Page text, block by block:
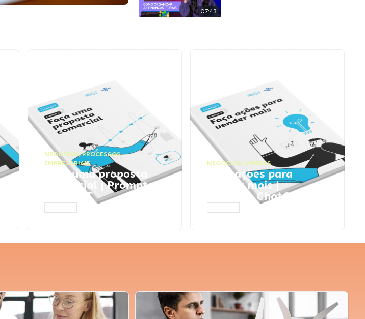
07:43
NEGÓCIOS,PROCESSOS
EMPRESARIAIS
Faça uma proposta
comercial | Prompts
ChatGPT
NEGÓCIOS, VENDAS
Faça ações para
vender mais |
Prompts ChatGPT